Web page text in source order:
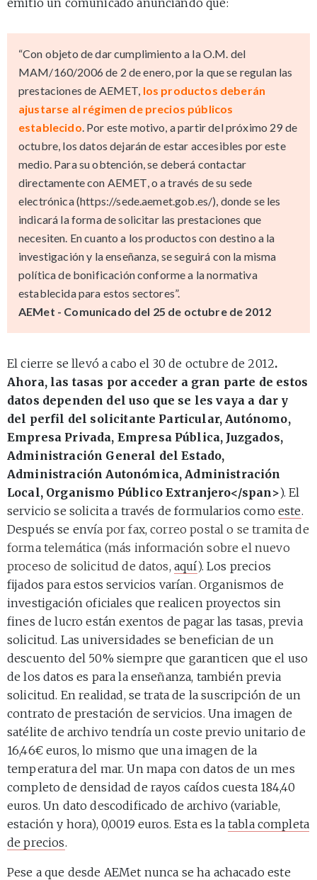
“Con objeto de dar cumplimiento a la O.M. del
MAM/160/2006 de 2 de enero, por la que se regulan las
prestaciones de AEMET, los productos deberán
ajustarse al régimen de precios públicos
establecido . Por este motivo, a partir del próximo 29 de
octubre, los datos dejarán de estar accesibles por este
medio. Para su obtención, se deberá contactar
directamente con AEMET, o a través de su sede
electrónica (https://sede.aemet.gob.es/), donde se les
indicará la forma de solicitar las prestaciones que
necesiten. En cuanto a los productos con destino a la
investigación y la enseñanza, se seguirá con la misma
política de bonificación conforme a la normativa
establecida para estos sectores”.
AEMet - Comunicado del 25 de octubre de 2012
El cierre se llevó a cabo el 30 de octubre de 2012.
Ahora, las tasas por acceder a gran parte de estos
datos dependen del uso que se les vaya a dar y
del perfil del solicitante Particular, Autónomo,
Empresa Privada, Empresa Pública, Juzgados,
Administración General del Estado,
Administración Autonómica, Administración
Local, Organismo Público Extranjero</span>). El
servicio se solicita a través de formularios comoeste.
Después se envía por fax, correo postal o se tramita de
forma telemática (más información sobre el nuevo
proceso de solicitud de datos, aquí). Los precios
fijados para estos servicios varían. Organismos de
investigación oficiales que realicen proyectos sin
fines de lucro están exentos de pagar las tasas, previa
solicitud. Las universidades se benefician de un
descuento del 50% siempre que garanticen que el uso
de los datos es para la enseñanza, también previa
solicitud. En realidad, se trata de la suscripción de un
contrato de prestación de servicios. Una imagen de
satélite de archivo tendría un coste previo unitario de
16,46€ euros, lo mismo que una imagen de la
temperatura del mar. Un mapa con datos de un mes
completo de densidad de rayos caídos cuesta 184,40
euros. Un dato descodificado de archivo (variable,
estación y hora), 0,0019 euros. Esta es la tabla completa
de precios.
Pese a que desde AEMet nunca se ha achacado este